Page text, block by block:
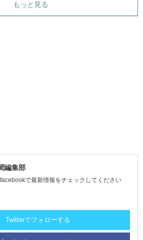
もっと見る
編集部
で最新情報をチェックしてください
Twitterでフォローする